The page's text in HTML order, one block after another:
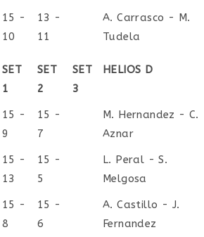
15 -
10
13 -
11
A. Carrasco - M.
Tudela
SET
1
SET
2
SET
3
HELIOS D
15 -
9
15 -
7
M. Hernandez - C.
Aznar
15 -
13
15 -
5
L. Peral - S.
Melgosa
15 -
8
15 -
6
A. Castillo - J.
Fernandez